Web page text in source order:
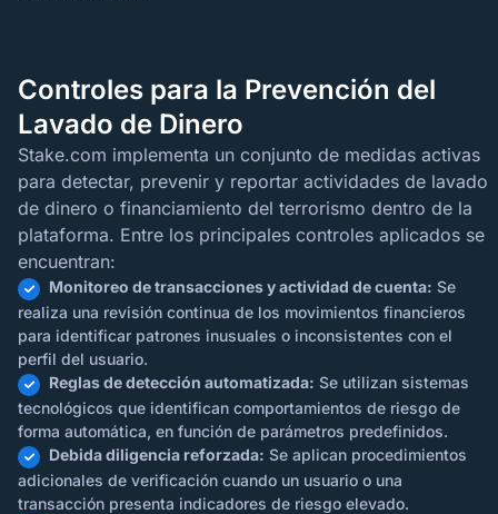
Controles para la Prevención del
Lavado de Dinero
Stake.com implementa un conjunto de medidas activas
para detectar, prevenir y reportar actividades de lavado
de dinero o financiamiento del terrorismo dentro de la
plataforma. Entre los principales controles aplicados se
encuentran:
Monitoreo de transacciones y actividad de cuenta: Se
realiza una revisión continua de los movimientos financieros
para identificar patrones inusuales o inconsistentes con el
perfil del usuario.
Reglas de detección automatizada: Se utilizan sistemas
tecnológicos que identifican comportamientos de riesgo de
forma automática, en función de parámetros predefinidos.
Debida diligencia reforzada: Se aplican procedimientos
adicionales de verificación cuando un usuario o una
transacción presenta indicadores de riesgo elevado.